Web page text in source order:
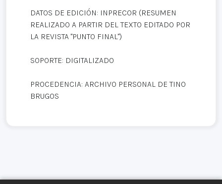
DATOS DE EDICIÓN: INPRECOR (RESUMEN
REALIZADO A PARTIR DEL TEXTO EDITADO POR
LA REVISTA "PUNTO FINAL")
SOPORTE: DIGITALIZADO
PROCEDENCIA: ARCHIVO PERSONAL DE TINO
BRUGOS